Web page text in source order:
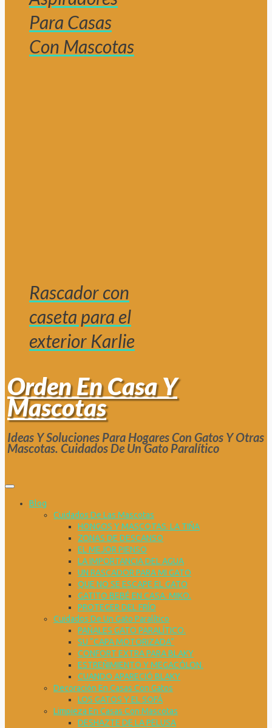
Para Casas
Con Mascotas
Rascador con
caseta para el
exterior Karlie
Orden En Casa Y
Mascotas
Ideas Y Soluciones Para Hogares Con Gatos Y Otras
Mascotas. Cuidados De Un Gato Paralítico
Blog
Cuidados De Las Mascotas
HONGOS Y MASCOTAS. LA TIÑA
ZONAS DE DESCANSO
EL MEJOR PIENSO
LA IMPORTANCIA DEL AGUA
UN RASCADOR PARA MI GATO
QUE NO SE ESCAPE EL GATO
GATITO BEBÉ EN CASA. MIKO.
PROTEGER DEL FRÍO
Cuidados De Un Gato Paralítico
PAÑALES GATO PARALÍTICO.
SU “CAPA MOTORIZADA”
CONFORT EXTRA PARA BLAKY
ESTREÑIMIENTO Y MEGACÓLON.
CUANDO APARECIÓ BLAKY
Decoración En Casas Con Gatos
LOS GATOS Y EL SOFÁ
Limpieza En Casas Con Mascotas
DESHAZTE DE LA PELUSA